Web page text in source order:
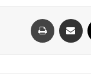
ایکس اشتراک گذاری با ایمیل